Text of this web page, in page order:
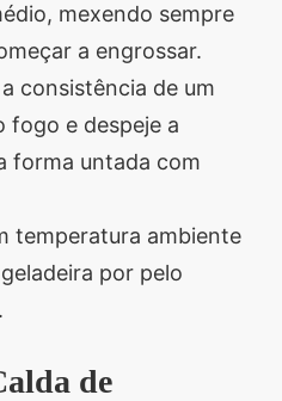
mexendo sempre
a engrossar.
consistência de um
fogo e despeje a
forma untada com
temperatura ambiente
por pelo
de